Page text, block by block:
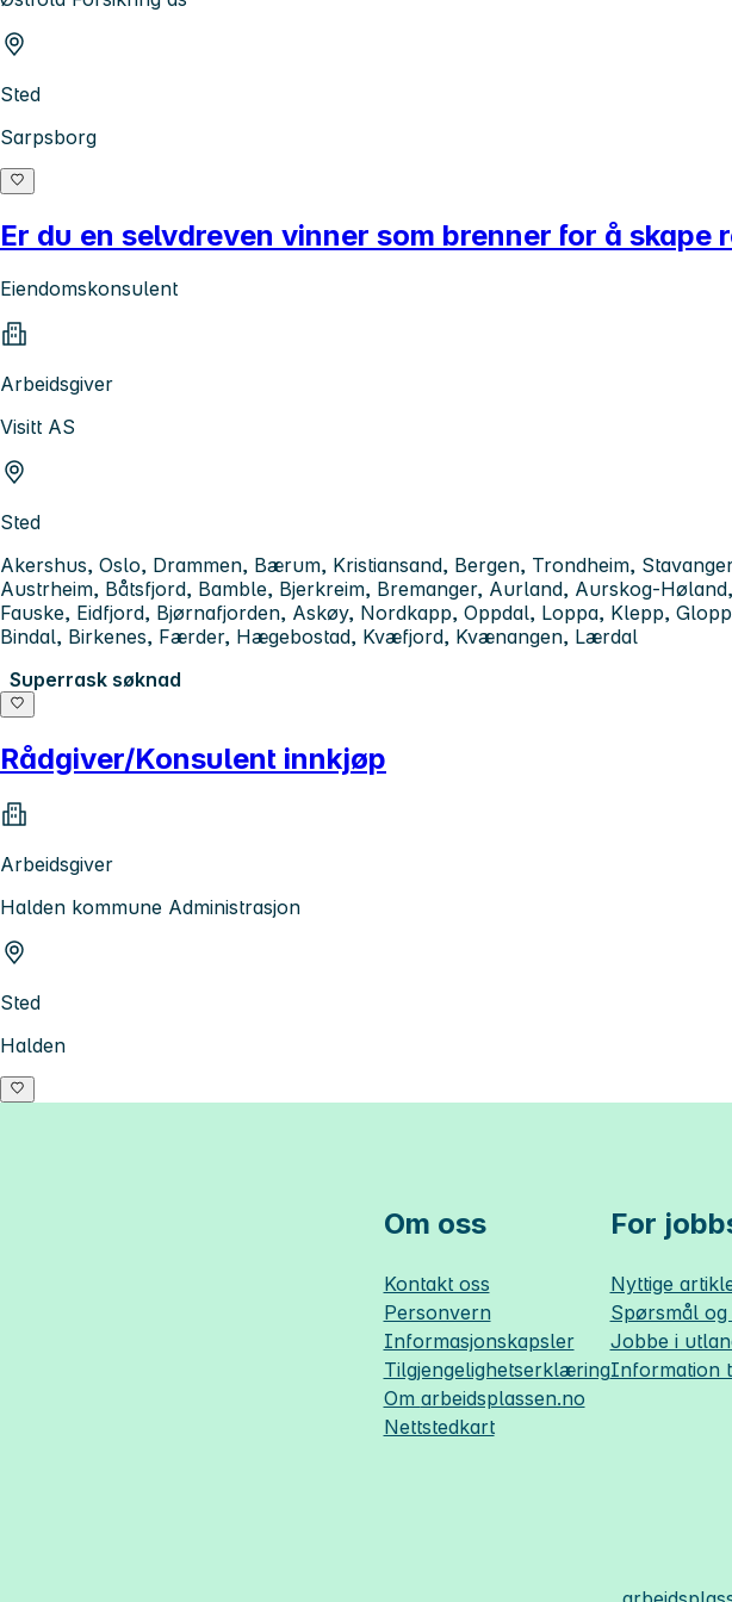
Sted
Sarpsborg
Er du en selvdreven vinner som brenner for å skape
Eiendomskonsulent
Arbeidsgiver
Visitt AS
Sted
Akershus, Oslo, Drammen, Bærum, Kristiansand, Bergen, Trondheim,
Austrheim, Båtsfjord, Bamble, Bjerkreim, Bremanger, Aurland, Aurskog-
Fauske, Eidfjord, Bjørnafjorden, Askøy, Nordkapp, Oppdal, Loppa, Klepp,
Bindal, Birkenes, Færder, Hægebostad, Kvæfjord, Kvænangen, Lærdal
Superrask søknad
Rådgiver/Konsulent innkjøp
Arbeidsgiver
Halden kommune Administrasjon
Sted
Halden
Om oss
Kontakt oss
Personvern
Informasjonskapsler
Tilgjengelighetserklæring
Om arbeidsplassen.no
Nettstedkart
For
Nyttige
Spørsmål og
Jobbe i
Information